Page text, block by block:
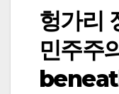
헝가리
민주주